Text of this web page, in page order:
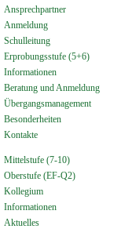
Ansprechpartner
Anmeldung
Schulleitung
Erprobungsstufe (5+6)
Informationen
Beratung und Anmeldung
Übergangsmanagement
Besonderheiten
Kontakte
Mittelstufe (7-10)
Oberstufe (EF-Q2)
Kollegium
Informationen
Aktuelles